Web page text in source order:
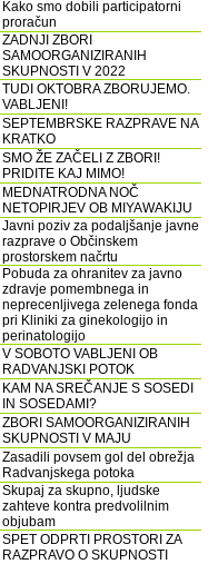
Kako smo dobili participatorni
proračun
ZADNJI ZBORI
SAMOORGANIZIRANIH
SKUPNOSTI V 2022
TUDI OKTOBRA ZBORUJEMO.
VABLJENI!
SEPTEMBRSKE RAZPRAVE NA
KRATKO
SMO ŽE ZAČELI Z ZBORI!
PRIDITE KAJ MIMO!
MEDNATRODNA NOČ
NETOPIRJEV OB MIYAWAKIJU
Javni poziv za podaljšanje javne
razprave o Občinskem
prostorskem načrtu
Pobuda za ohranitev za javno
zdravje pomembnega in
neprecenljivega zelenega fonda
pri Kliniki za ginekologijo in
perinatologijo
V SOBOTO VABLJENI OB
RADVANJSKI POTOK
KAM NA SREČANJE S SOSEDI
IN SOSEDAMI?
ZBORI SAMOORGANIZIRANIH
SKUPNOSTI V MAJU
Zasadili povsem gol del obrežja
Radvanjskega potoka
Skupaj za skupno, ljudske
zahteve kontra predvolilnim
objubam
SPET ODPRTI PROSTORI ZA
RAZPRAVO O SKUPNOSTI